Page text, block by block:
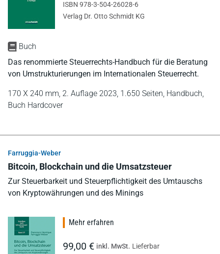
Buch
Das renommierte Steuerrechts-Handbuch für die Beratung
von Umstrukturierungen im Internationalen Steuerrecht.
170 X 240 mm, 2. Auflage 2023, 1.650 Seiten, Handbuch,
Buch Hardcover
ISBN 978-3-504-26028-6
Verlag Dr. Otto Schmidt KG
Farruggia-Weber
Bitcoin, Blockchain und die Umsatzsteuer
Zur Steuerbarkeit und Steuerpflichtigkeit des Umtauschs
von Kryptowährungen und des Minings
Mehr erfahren
99,00 € inkl. MwSt. Lieferbar